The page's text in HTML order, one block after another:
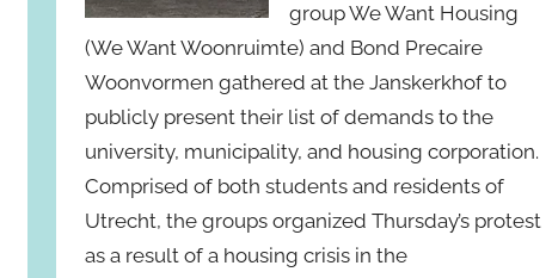
group We Want Housing
(We Want Woonruimte) and Bond Precaire
Woonvormen gathered at the Janskerkhof to
publicly present their list of demands to the
university, municipality, and housing corporation.
Comprised of both students and residents of
Utrecht, the groups organized Thursday’s protest
as a result of a housing crisis in the